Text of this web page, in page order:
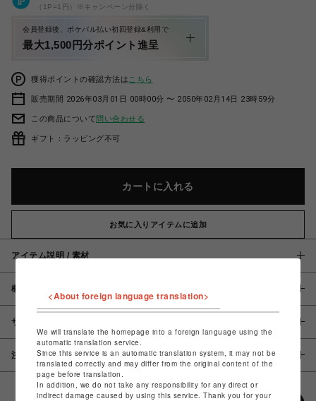
（1P=1円）※キャンペーン分除く
会員登録後、ポケパル払い初回登録&利用で
最大1,500円分ポイント進呈
獲得ポイントの確認方法は こちら
販売期間 2026年03月01日 00時00分 〜 2050年02月14日 23時59分
この商品について問い合わせる
ギフト：ラッピング不可
カートに入れる
お気に入りアイテムに追加
アイテム説明 / 素材
概要
サイズ
注意事項
<About foreign language translation>
We will translate the homepage into a foreign language using the
automatic translation service.
Since this service is an automatic translation system, it may not be
translated correctly and may differ from the original content of the
page before translation.
In addition, we do not take any responsibility for any direct or
indirect damage caused by using this service. Thank you for your